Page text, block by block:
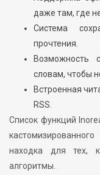
даже там, где
Система
прочтения.
Возможность
словам, чтобы
Встроенная
RSS.
Список функций
находка для тех,
алгоритмы.